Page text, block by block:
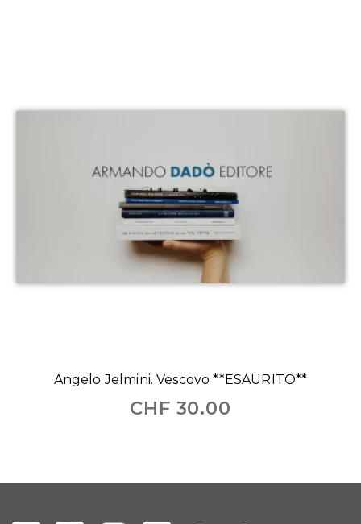
Angelo Jelmini. Vescovo **ESAURITO**
CHF 30.00